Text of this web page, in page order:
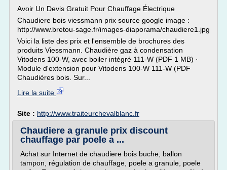
Avoir Un Devis Gratuit Pour Chauffage Électrique
Chaudiere bois viessmann prix source google image :
http://www.bretou-sage.fr/images-diaporama/chaudiere1.jpg
Voici la liste des prix et l'ensemble de brochures des
produits Viessmann. Chaudière gaz à condensation
Vitodens 100-W, avec boiler intégré 111-W (PDF 1 MB) ·
Module d'extension pour Vitodens 100-W 111-W (PDF
Chaudières bois. Sur...
Lire la suite
Site : http://www.traiteurchevalblanc.fr
Chaudiere a granule prix discount
chauffage par poele a ...
Achat sur Internet de chaudiere bois buche, ballon
tampon, régulation de chauffage, poele a granule, poele